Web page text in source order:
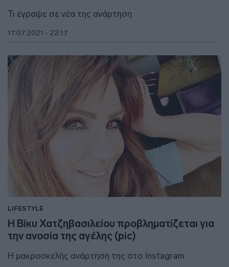
Τι έγραψε σε νέα της ανάρτηση
17.07.2021 - 22:17
LIFESTYLE
Η Βίκυ Χατζηβασιλείου προβληματίζεται για
την ανοσία της αγέλης (pic)
Η μακροσκελής ανάρτηση της στο Instagram